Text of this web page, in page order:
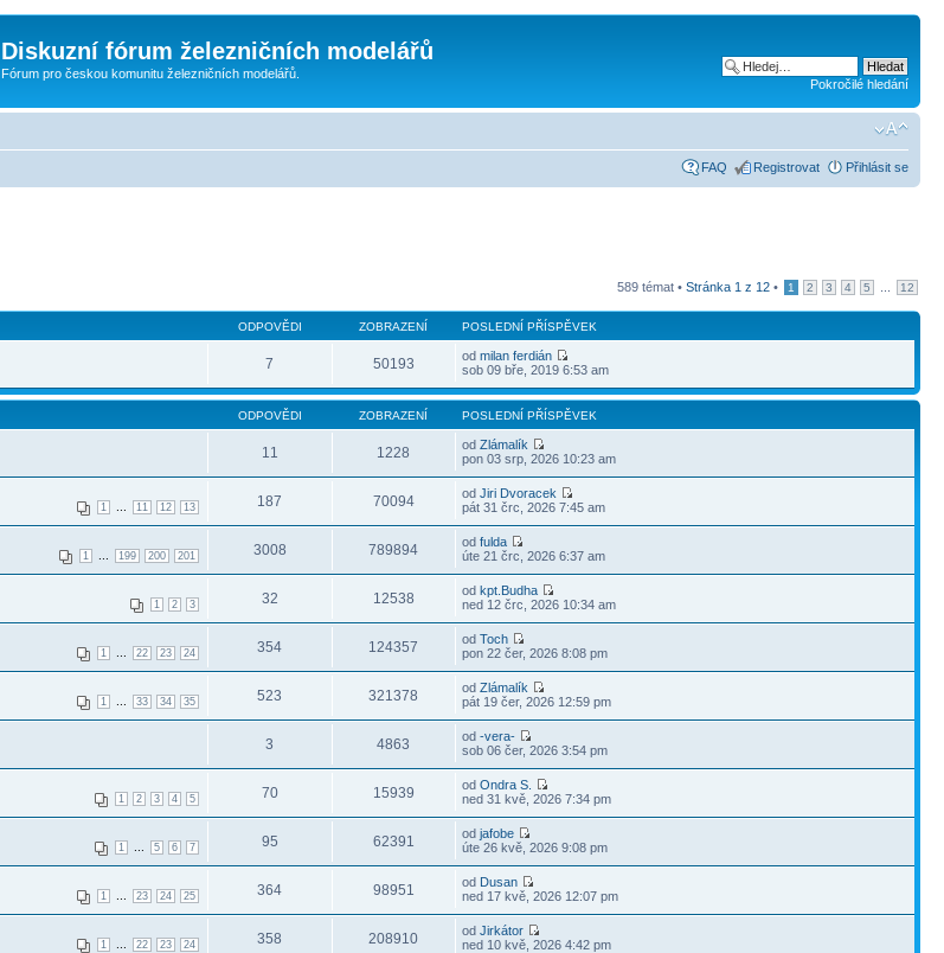
Diskuzní fórum železničních modelářů
Fórum pro českou komunitu železničních modelářů.
Pokročilé hledání
FAQ Registrovat Přihlásit se
589 témat • Stránka 1 z 12 • 1 2 3 4 5 12
ODPOVĚDI ZOBRAZENÍ POSLEDNÍ PŘÍSPĚVEK
7 50193 odmilan ferdián
sob 09 bře, 2019 6:53 am
ODPOVĚDI ZOBRAZENÍ POSLEDNÍ PŘÍSPĚVEK
11 1228 odZlámalík
pon 03 srp, 2026 10:23 am
1 11 12 13 187 70094 odJiri Dvoracek
pát 31 črc, 2026 7:45 am
1 199 200 201 3008 789894 odfulda
úte 21 črc, 2026 6:37 am
1 2 3 32 12538 odkpt.Budha
ned 12 črc, 2026 10:34 am
1 22 23 24 354 124357 odToch
pon 22 čer, 2026 8:08 pm
1 33 34 35 523 321378 odZlámalík
pát 19 čer, 2026 12:59 pm
3 4863 od-vera-
sob 06 čer, 2026 3:54 pm
1 2 3 4 5 70 15939 odOndra S.
ned 31 kvě, 2026 7:34 pm
1 5 6 7 95 62391 odjafobe
úte 26 kvě, 2026 9:08 pm
1 23 24 25 364 98951 od Dusan
ned 17 kvě, 2026 12:07 pm
1 22 23 24 358 208910 odJirkátor
ned 10 kvě, 2026 4:42 pm